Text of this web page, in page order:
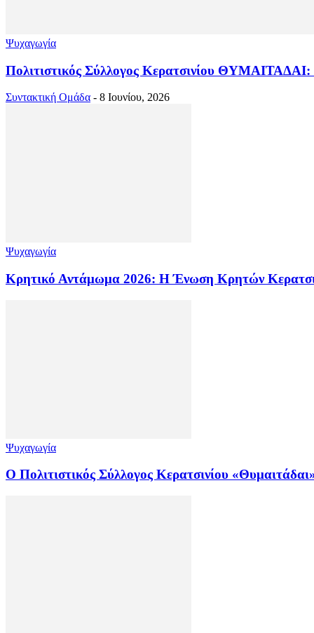
Ψυχαγωγία
Πολιτιστικός Σύλλογος Κερατσινίου ΘΥΜΑΙΤΑΔΑΙ:
Συντακτική Ομάδα - 8 Ιουνίου, 2026
Ψυχαγωγία
Κρητικό Αντάμωμα 2026: Η Ένωση Κρητών
Ψυχαγωγία
Ο Πολιτιστικός Σύλλογος Κερατσινίου